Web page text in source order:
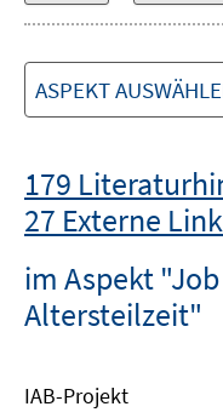
ASPEKT
179
27 Externe
im Aspekt
Altersteilzeit"
IAB-Projekt